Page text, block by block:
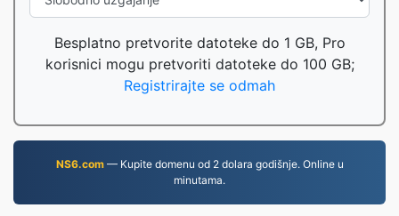
Besplatno pretvorite datoteke do 1 GB, Pro
korisnici mogu pretvoriti datoteke do 100 GB;
Registrirajte se odmah
NS6.com— Kupite domenu od 2 dolara godišnje. Online u
minutama.